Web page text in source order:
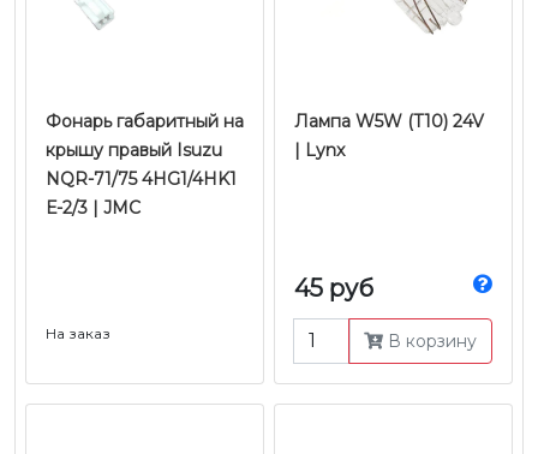
Фонарь габаритный на
крышу правый Isuzu
NQR-71/75 4HG1/4HK1
Е-2/3 | JMC
На заказ
Лампа W5W (T10) 24V
| Lynx
45 руб
В корзину